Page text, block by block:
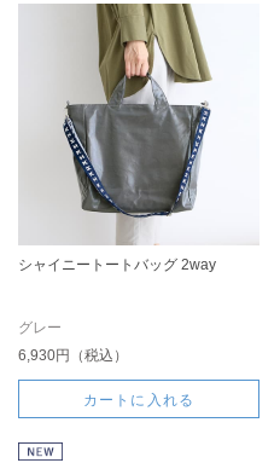
シャイニートートバッグ 2way
グレー
6,930円（税込）
カートに入れる